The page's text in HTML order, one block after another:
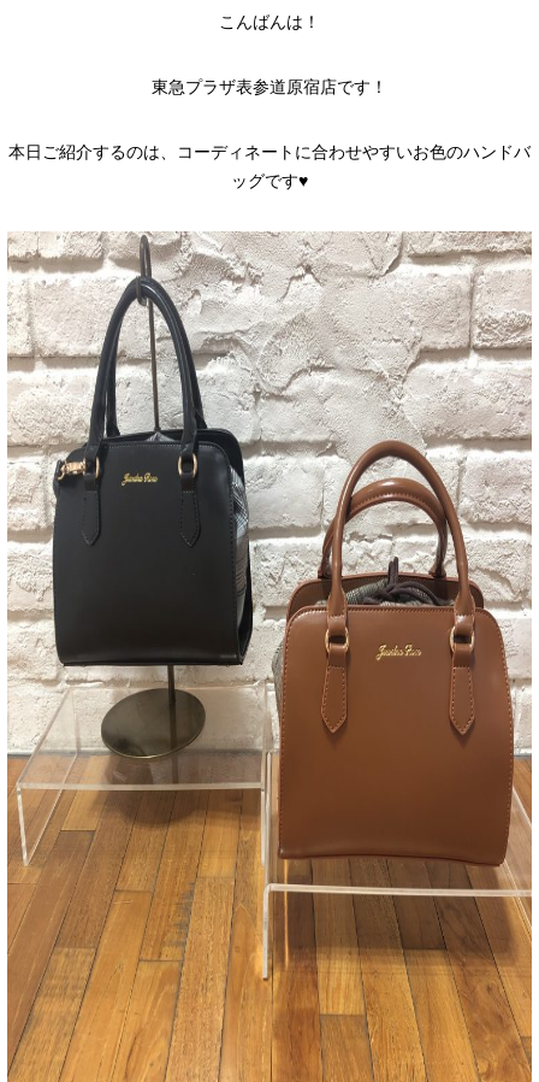
こんばんは！
東急プラザ表参道原宿店です！
本日ご紹介するのは、コーディネートに合わせやすいお色のハンドバ
ッグです♥